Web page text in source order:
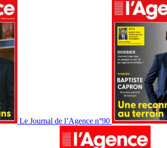
Le Journal de l’Agence n°90